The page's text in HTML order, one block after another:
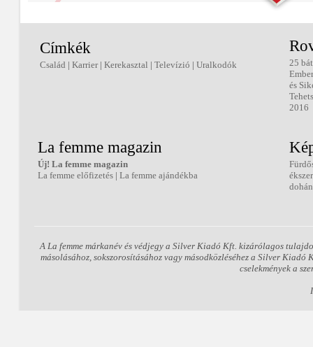
Címkék
Család | Karrier| Kerekasztal | Televízió | Uralkodók
25
és
2016
La femme magazin
Új! La femme magazin
La femme előfizetés | La femme ajándékba
A La femme márkanév és védjegy a Silver Kiadó Kft. kizárólagos
másolásához, sokszorosításához vagy másodközléséhez a Silver
cselekmények a